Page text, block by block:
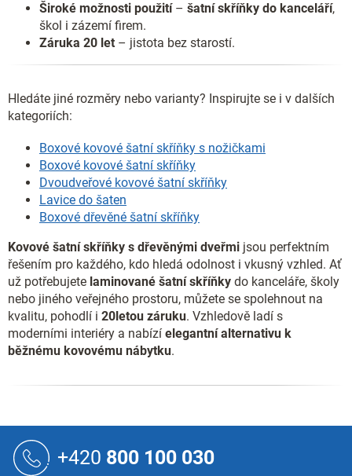
Široké možnosti použití– šatní skříňky do kanceláří,
škol i zázemí firem.
Záruka 20 let – jistota bez starostí.
Hledáte jiné rozměry nebo varianty? Inspirujte se i v dalších
kategoriích:
Boxové kovové šatní skříňky s nožičkami
Boxové kovové šatní skříňky
Dvoudveřové kovové šatní skříňky
Lavice do šaten
Boxové dřevěné šatní skříňky
Kovové šatní skříňky s dřevěnými dveřmi jsou perfektním
řešením pro každého, kdo hledá odolnost i vkusný vzhled. Ať
už potřebujete laminované šatní skříňky do kanceláře, školy
nebo jiného veřejného prostoru, můžete se spolehnout na
kvalitu, pohodlí i 20letou záruku. Vzhledově ladí s
moderními interiéry a nabízí elegantní alternativu k
běžnému kovovému nábytku.
+420 800 100 030